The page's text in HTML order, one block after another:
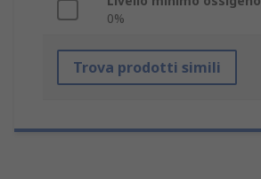
0%
Trova prodotti simili